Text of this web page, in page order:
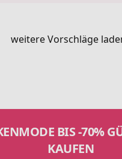
weitere Vorschläge
BIS -70%
KAUFEN